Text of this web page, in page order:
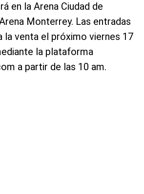
en la Arena Ciudad de
Monterrey. Las entradas
la venta el próximo viernes 17
la plataforma
a partir de las 10 am.